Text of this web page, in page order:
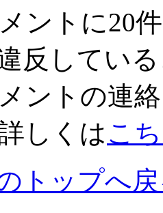
ントに20
反してい
ントの連
しくはこ
トップへ